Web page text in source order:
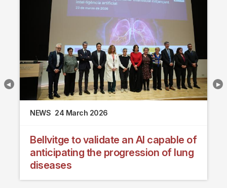
NEWS 24 March 2026
Bellvitge to validate an AI capable of
anticipating the progression of lung
diseases